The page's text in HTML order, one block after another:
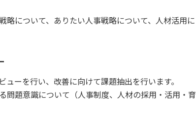
略について、ありたい人事戦略について、人材活用に
ーを行い、改善に向けて課題抽出を行います。
問題意識について（人事制度、人材の採用・活用・育